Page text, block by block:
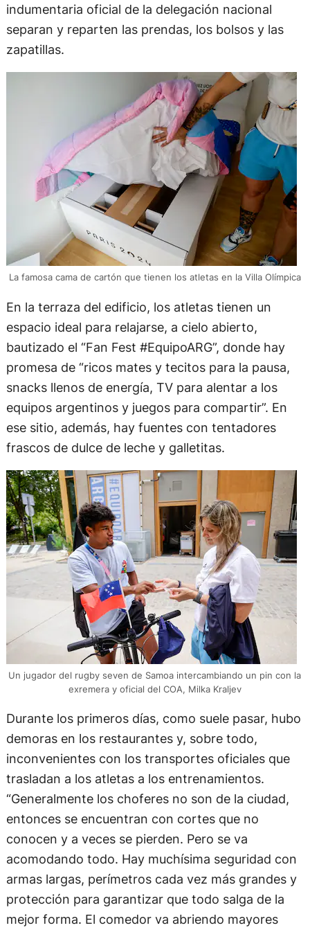
indumentaria oficial de la delegación nacional
separan y reparten las prendas, los bolsos y las
zapatillas.
La famosa cama de cartón que tienen los atletas en la Villa Olímpica
En la terraza del edificio, los atletas tienen un
espacio ideal para relajarse, a cielo abierto,
bautizado el “Fan Fest #EquipoARG”, donde hay
promesa de “ricos mates y tecitos para la pausa,
snacks llenos de energía, TV para alentar a los
equipos argentinos y juegos para compartir”. En
ese sitio, además, hay fuentes con tentadores
frascos de dulce de leche y galletitas.
Un jugador del rugby seven de Samoa intercambiando un pin con la
exremera y oficial del COA, Milka Kraljev
Durante los primeros días, como suele pasar, hubo
demoras en los restaurantes y, sobre todo,
inconvenientes con los transportes oficiales que
trasladan a los atletas a los entrenamientos.
“Generalmente los choferes no son de la ciudad,
entonces se encuentran con cortes que no
conocen y a veces se pierden. Pero se va
acomodando todo. Hay muchísima seguridad con
armas largas, perímetros cada vez más grandes y
protección para garantizar que todo salga de la
mejor forma. El comedor va abriendo mayores